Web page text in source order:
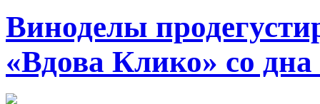
Виноделы
«Вдова Клико» со